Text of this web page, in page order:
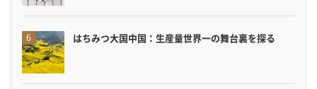
はちみつ大国中国：生産量世界一の舞台裏を探る